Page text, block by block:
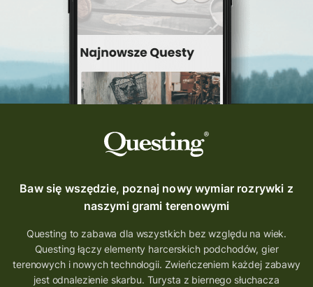
Quest Szlak Przygody
przygoda
nowy quest
najlepsze questy
wycieczki
turystyka przygodowa
Szlak Przygody
szkolenie
szkło
scieżka questingowa
questy w Polsce
questujznami
QUESTOMANIA
questing.pl
Quest Koziołek Matołek
gra miejska
co zobaczyć na Śląsku
aplikacja questy
aplikacja gry terenowe
wielkopolskie questy
wakacje z questami
Baw się wszędzie, poznaj nowy wymiar rozrywki z
naszymi grami terenowymi
Questing to zabawa dla wszystkich bez względu na wiek.
Questing łączy elementy harcerskich podchodów, gier
terenowych i nowych technologii. Zwieńczeniem każdej zabawy
jest odnalezienie skarbu. Turysta z biernego słuchacza